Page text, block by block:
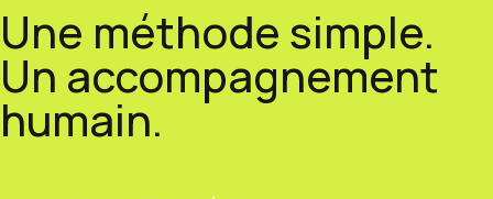
Une méthode simple.
Un accompagnement
humain.